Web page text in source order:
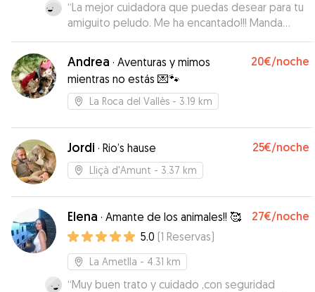
“La mejor cuidadora que puedas desear para tu
amiguito peludo. Me ha encantado!!! Manda
muchas fotos y vídeos y los tiene muy mimados
;)
Andrea · Aventuras y mimos
mientras no estás 💌🐾
20€/noche
La Roca del Vallès - 3.19 km
Jordi · Rio’s hause 25€/noche
Lliçà d'Amunt - 3.37 km
Elena · Amante de los animales!! 🥰 27€/noche
5.0 (1 Reservas)
La Ametlla - 4.31 km
“Muy buen trato y cuidado ,con seguridad